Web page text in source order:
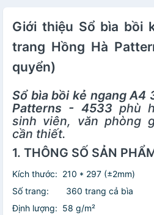
Giới thiệu Sổ bìa bồi
trang Hồng Hà
quyển)
Sổ bìa bồi kẻ ngang A4
Patterns - 4533 phù
sinh viên, văn phòng
cần thiết.
1. THÔNG SỐ SẢN
Kích thước: 210 * 297 (±2mm)
Số trang: 360 trang cả bìa
Định lượng: 58 g/m²